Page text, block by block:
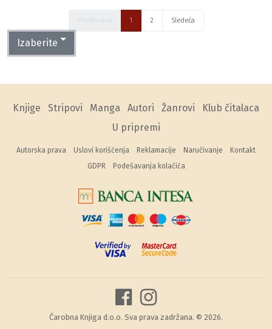
Predhodna 1 2 Sledeća
Izaberite
Knjige Stripovi Manga Autori Žanrovi
Klub čitalaca
U pripremi
Autorska prava Uslovi korišćenja Reklamacije Naručivanje
Kontakt
GDPR
Podešavanja kolačića
Čarobna Knjiga d.o.o. Sva prava zadržana. © 2026.